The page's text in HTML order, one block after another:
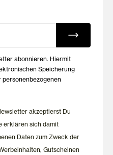
E-Mails
abonnieren. Hiermit
personenbezogenen
akzeptierst Du
erklären sich damit
Daten zum Zweck der
Gutscheinen